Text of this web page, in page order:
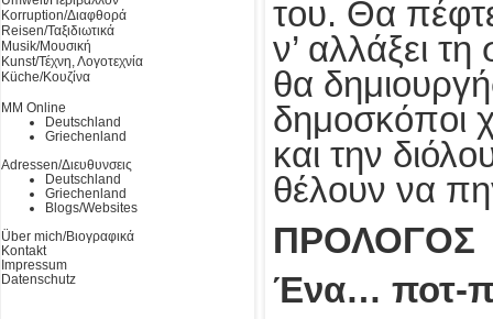
Korruption/Διαφθορά
Reisen/Ταξιδιωτικά
Musik/Μουσική
Kunst/Τέχνη, Λογοτεχνία
Küche/Κουζίνα
MM Online
Deutschland
Griechenland
Adressen/Διευθυνσεις
Deutschland
Griechenland
Blogs/Websites
Über mich/Βιογραφικά
Kontakt
Impressum
Datenschutz
του. Θα
ν’ αλλάξει
θα
δημοσκόποι
και την
θέλουν να
ΠΡΟΛΟΓΟΣ
Ένα… ποτ-